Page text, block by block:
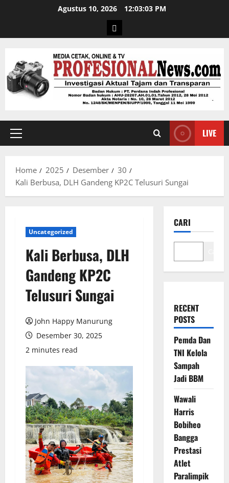
Agustus 10, 2026 12:03:04 PM
LIVE
Home 2025 Desember
30
Kali Berbusa, DLH Gandeng KP2C Telusuri Sungai
Uncategorized
Kali Berbusa, DLH
Gandeng KP2C
Telusuri Sungai
John Happy Manurung
Desember 30, 2025
2 minutes read
CARI
RECENT
POSTS
Pemda Dan
TNI Kelola
Sampah
Jadi BBM
Wawali
Harris
Bobiheo
Bangga
Prestasi
Atlet
Paralimpik